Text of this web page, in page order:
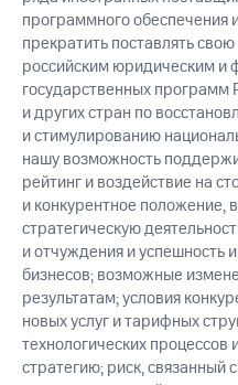
программного обеспечения
прекратить поставлять
российским юридическим и
государственных
и других стран по
и стимулированию
нашу возможность
рейтинг и воздействие на
и конкурентное положение,
стратегическую
и отчуждения и успешность
бизнесов; возможные
результатам; условия
новых услуг и тарифных
технологических
стратегию; риск, связанный